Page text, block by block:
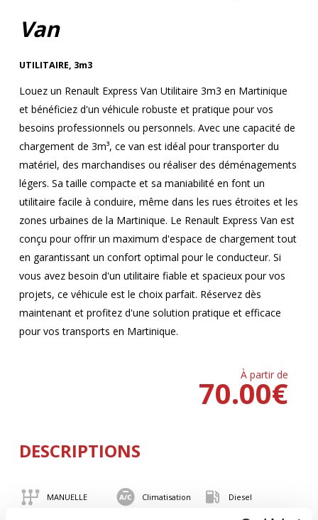
Van
UTILITAIRE, 3m3
Louez un Renault Express Van Utilitaire 3m3 en Martinique
et bénéficiez d'un véhicule robuste et pratique pour vos
besoins professionnels ou personnels. Avec une capacité de
chargement de 3m³, ce van est idéal pour transporter du
matériel, des marchandises ou réaliser des déménagements
légers. Sa taille compacte et sa maniabilité en font un
utilitaire facile à conduire, même dans les rues étroites et les
zones urbaines de la Martinique. Le Renault Express Van est
conçu pour offrir un maximum d'espace de chargement tout
en garantissant un confort optimal pour le conducteur. Si
vous avez besoin d'un utilitaire fiable et spacieux pour vos
projets, ce véhicule est le choix parfait. Réservez dès
maintenant et profitez d'une solution pratique et efficace
pour vos transports en Martinique.
À partir de
€
70.00
DESCRIPTIONS
MANUELLE Climatisation Diesel